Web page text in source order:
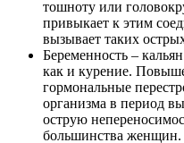
тошноту или
привыкает к этим
вызывает таких
Беременность –
как и курение.
гормональные
организма в период
острую
большинства женщин.